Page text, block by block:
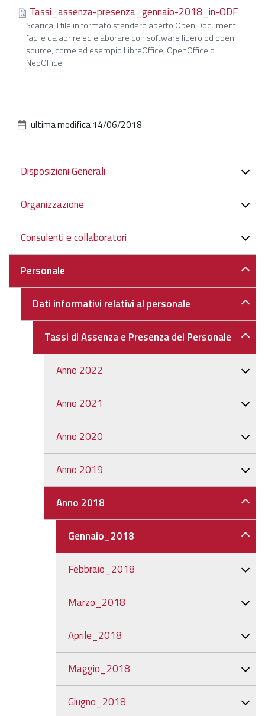
Tassi_assenza-presenza_gennaio-2018_in-ODF
Scarica il file in formato standard aperto Open Document
facile da aprire ed elaborare con software libero od open
source, come ad esempio LibreOffice, OpenOffice o
NeoOffice
ultima modifica 14/06/2018
Navigazione
Disposizioni Generali
Organizzazione
Consulenti e collaboratori
Personale
Dati informativi relativi al personale
Tassi di Assenza e Presenza del Personale
Anno 2022
Anno 2021
Anno 2020
Anno 2019
Anno 2018
Gennaio_2018
Febbraio_2018
Marzo_2018
Aprile_2018
Maggio_2018
Giugno_2018